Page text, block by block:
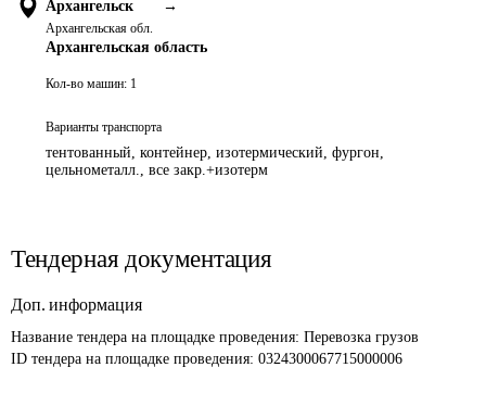
Архангельск →
Архангельская обл.
Архангельская область
Кол-во машин: 1
Варианты транспорта
тентованный, контейнер, изотермический, фургон,
цельнометалл., все закр.+изотерм
Тендерная документация
Доп. информация
Название тендера на площадке проведения: Перевозка грузов
ID тендера на площадке проведения: 0324300067715000006